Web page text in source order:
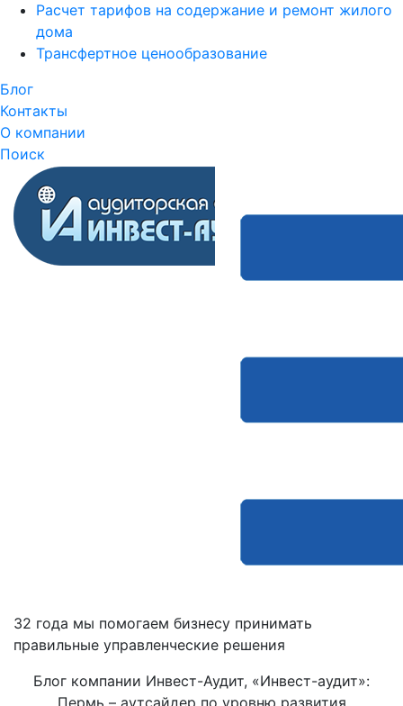
Расчет тарифов на содержание и ремонт жилого
дома
Трансфертное ценообразование
Блог
Контакты
О компании
Поиск
32 года мы помогаем бизнесу принимать
правильные управленческие решения
Блог компании Инвест-Аудит, «Инвест-аудит»: